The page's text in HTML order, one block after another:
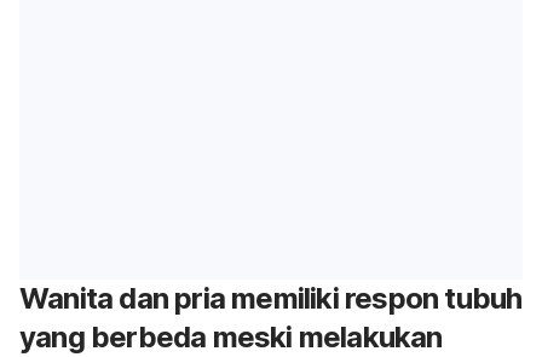
Wanita dan pria memiliki respon tubuh
yang berbeda meski melakukan